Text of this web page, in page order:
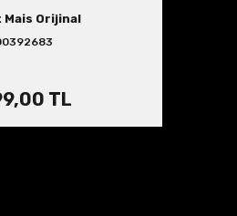
Mais Orijinal
TL